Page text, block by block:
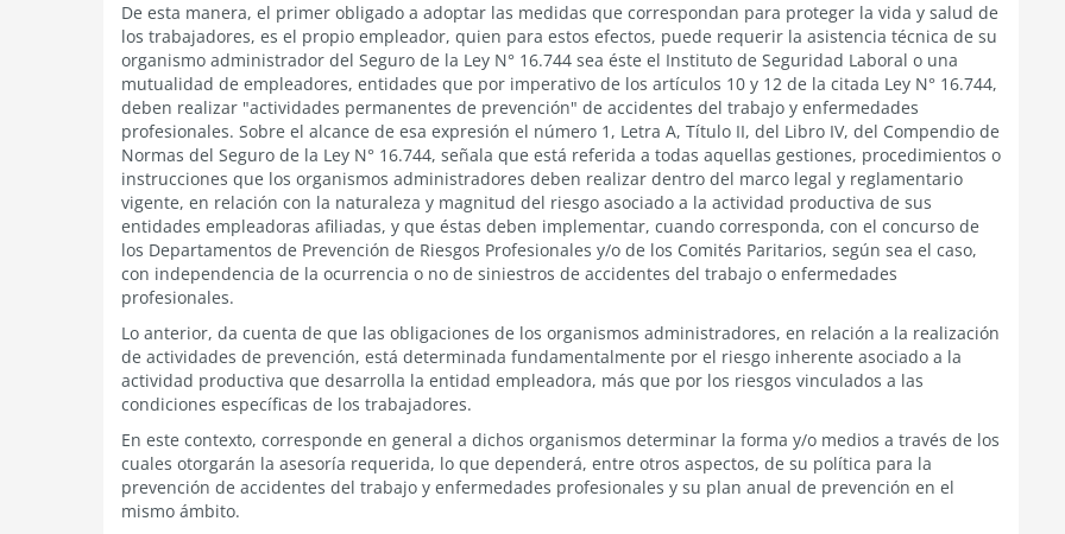
De esta manera, el primer obligado a adoptar las medidas que correspondan para proteger la vida y salud de
los trabajadores, es el propio empleador, quien para estos efectos, puede requerir la asistencia técnica de su
organismo administrador del Seguro de la Ley N° 16.744 sea éste el Instituto de Seguridad Laboral o una
mutualidad de empleadores, entidades que por imperativo de los artículos 10 y 12 de la citada Ley N° 16.744,
deben realizar "actividades permanentes de prevención" de accidentes del trabajo y enfermedades
profesionales. Sobre el alcance de esa expresión el número 1, Letra A, Título II, del Libro IV, del Compendio de
Normas del Seguro de la Ley N° 16.744, señala que está referida a todas aquellas gestiones, procedimientos o
instrucciones que los organismos administradores deben realizar dentro del marco legal y reglamentario
vigente, en relación con la naturaleza y magnitud del riesgo asociado a la actividad productiva de sus
entidades empleadoras afiliadas, y que éstas deben implementar, cuando corresponda, con el concurso de
los Departamentos de Prevención de Riesgos Profesionales y/o de los Comités Paritarios, según sea el caso,
con independencia de la ocurrencia o no de siniestros de accidentes del trabajo o enfermedades
profesionales.
Lo anterior, da cuenta de que las obligaciones de los organismos administradores, en relación a la realización
de actividades de prevención, está determinada fundamentalmente por el riesgo inherente asociado a la
actividad productiva que desarrolla la entidad empleadora, más que por los riesgos vinculados a las
condiciones específicas de los trabajadores.
En este contexto, corresponde en general a dichos organismos determinar la forma y/o medios a través de los
cuales otorgarán la asesoría requerida, lo que dependerá, entre otros aspectos, de su política para la
prevención de accidentes del trabajo y enfermedades profesionales y su plan anual de prevención en el
mismo ámbito.